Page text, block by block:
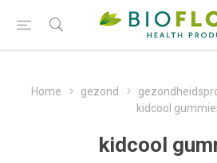
Home gezond
kidcool
kidcool